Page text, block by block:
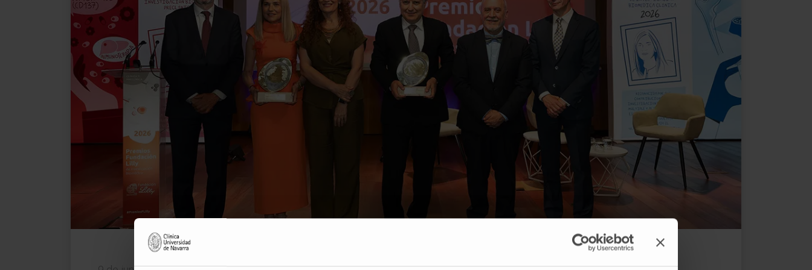
El Dr. Melero, junto a Juan Cruz Cigudosa, secretario de Estado de Ciencia, Investigación y Universidades, y la Dra. Victoria Mateos, también premiada por la Fundación Lilly.